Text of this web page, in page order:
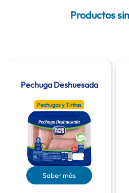
Productos
Pechuga Deshuesada
Pechugas y Tiritas
Saber más